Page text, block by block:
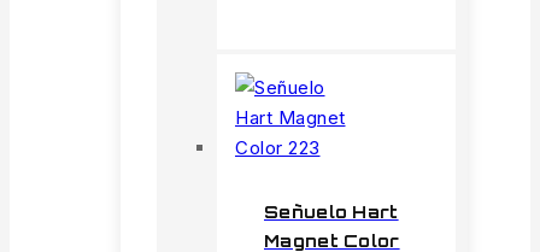
Señuelo Hart
Magnet Color